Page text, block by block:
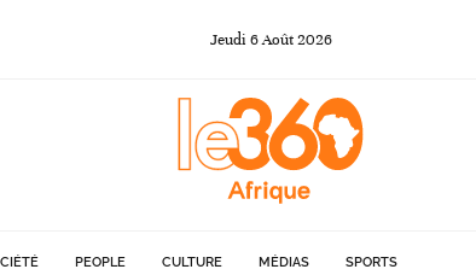
Jeudi 6Août 2026
PEOPLE CULTURE MÉDIAS SPORTS